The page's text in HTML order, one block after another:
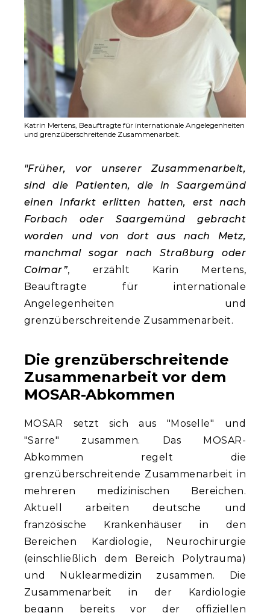
Katrin Mertens, Beauftragte für internationale Angelegenheiten
und grenzüberschreitende Zusammenarbeit.
"Früher, vor unserer Zusammenarbeit,
sind die Patienten, die in Saargemünd
einen Infarkt erlitten hatten, erst nach
Forbach oder Saargemünd gebracht
worden und von dort aus nach Metz,
manchmal sogar nach Straßburg oder
Colmar”, erzählt Karin Mertens,
Beauftragte für internationale
Angelegenheiten und
grenzüberschreitende Zusammenarbeit.
Die grenzüberschreitende
Zusammenarbeit vor dem
MOSAR-Abkommen
MOSAR setzt sich aus "Moselle" und
"Sarre" zusammen. Das MOSAR-
Abkommen regelt die
grenzüberschreitende Zusammenarbeit in
mehreren medizinischen Bereichen.
Aktuell arbeiten deutsche und
französische Krankenhäuser in den
Bereichen Kardiologie, Neurochirurgie
(einschließlich dem Bereich Polytrauma)
und Nuklearmedizin zusammen. Die
Zusammenarbeit in der Kardiologie
begann bereits vor der offiziellen